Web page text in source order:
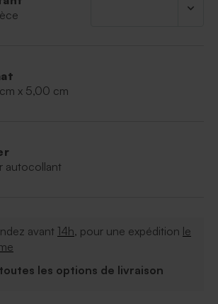
cm
x 5,00 cm
autocollant
avant 14h, pour une expédition le
les options de livraison